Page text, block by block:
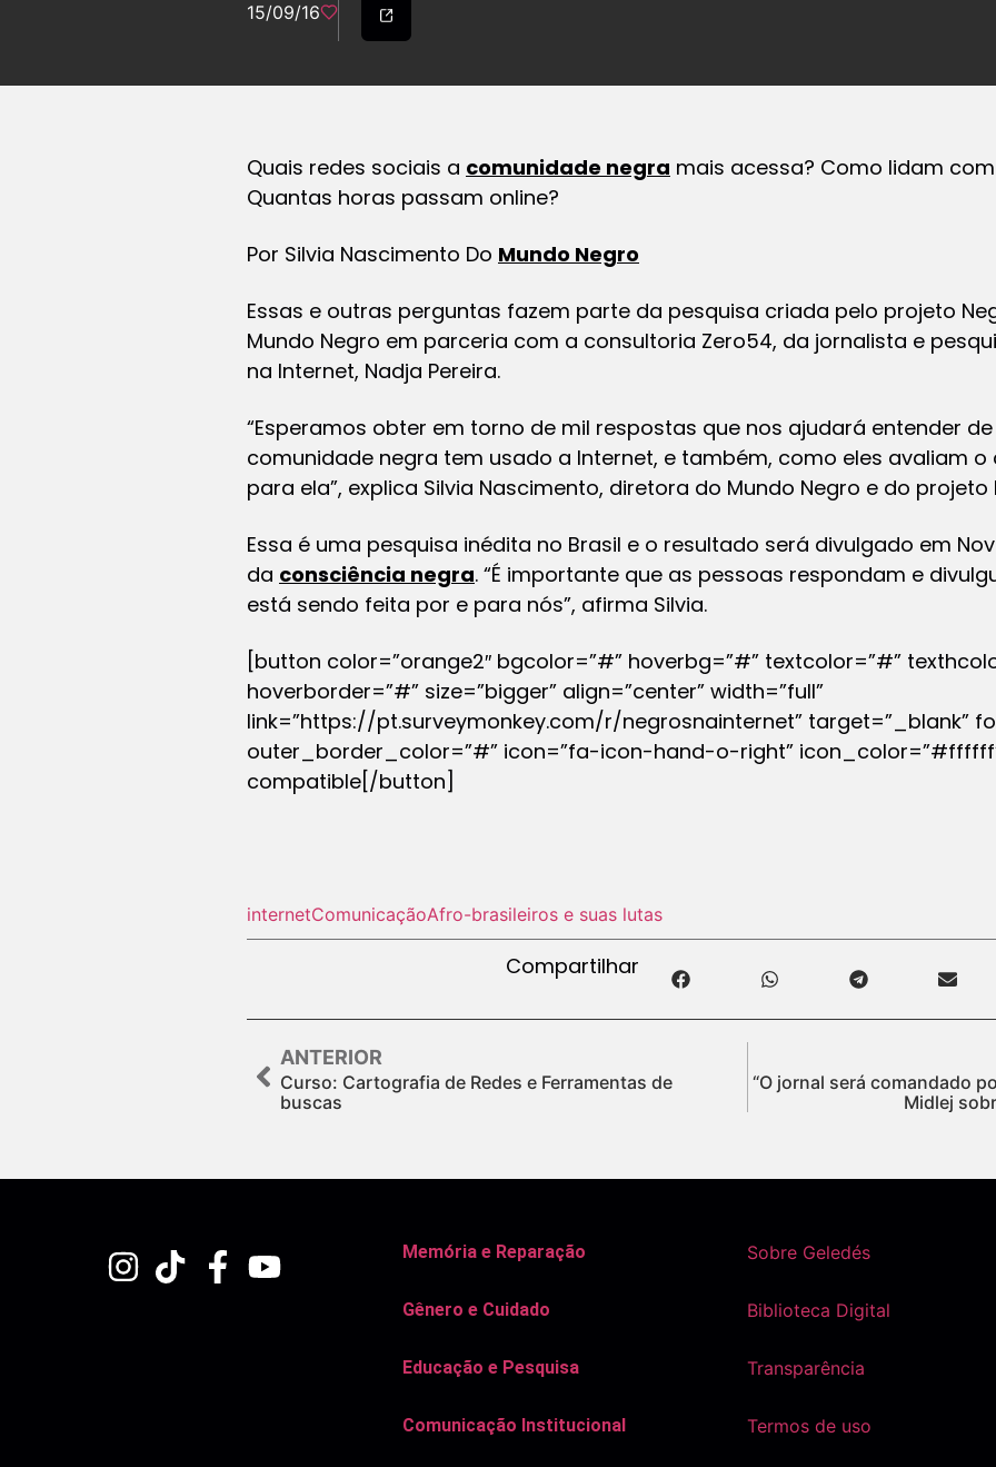
15/09/16
Quais redes sociais a comunidade negra mais acessa? Como lidam
Quantas horas passam online?
Por Silvia Nascimento Do Mundo Negro
Essas e outras perguntas fazem parte da pesquisa criada pelo projeto
Mundo Negro em parceria com a consultoria Zero54, da jornalista e
na Internet, Nadja Pereira.
“Esperamos obter em torno de mil respostas que nos ajudará entender
comunidade negra tem usado a Internet, e também, como eles avaliam
para ela”, explica Silvia Nascimento, diretora do Mundo Negro e do projeto
Essa é uma pesquisa inédita no Brasil e o resultado será divulgado em
da consciência negra. “É importante que as pessoas respondam e
está sendo feita por e para nós”, afirma Silvia.
[button color=”orange2″ bgcolor=”#” hoverbg=”#” textcolor=”#”
hoverborder=”#” size=”bigger” align=”center” width=”full”
link=”https://pt.surveymonkey.com/r/negrosnainternet” target=”_blank”
outer_border_color=”#” icon=”fa-icon-hand-o-right”
compatible[/button]
internetComunicaçãoAfro-brasileiros e suas lutas
Compartilhar
ANTERIOR
Curso: Cartografia de Redes e Ferramentas de
buscas
“O jornal será comandado
Midlej
Memória e Reparação
Gênero e Cuidado
Educação e Pesquisa
Comunicação Institucional
Sobre Geledés
Biblioteca Digital
Transparência
Termos de uso